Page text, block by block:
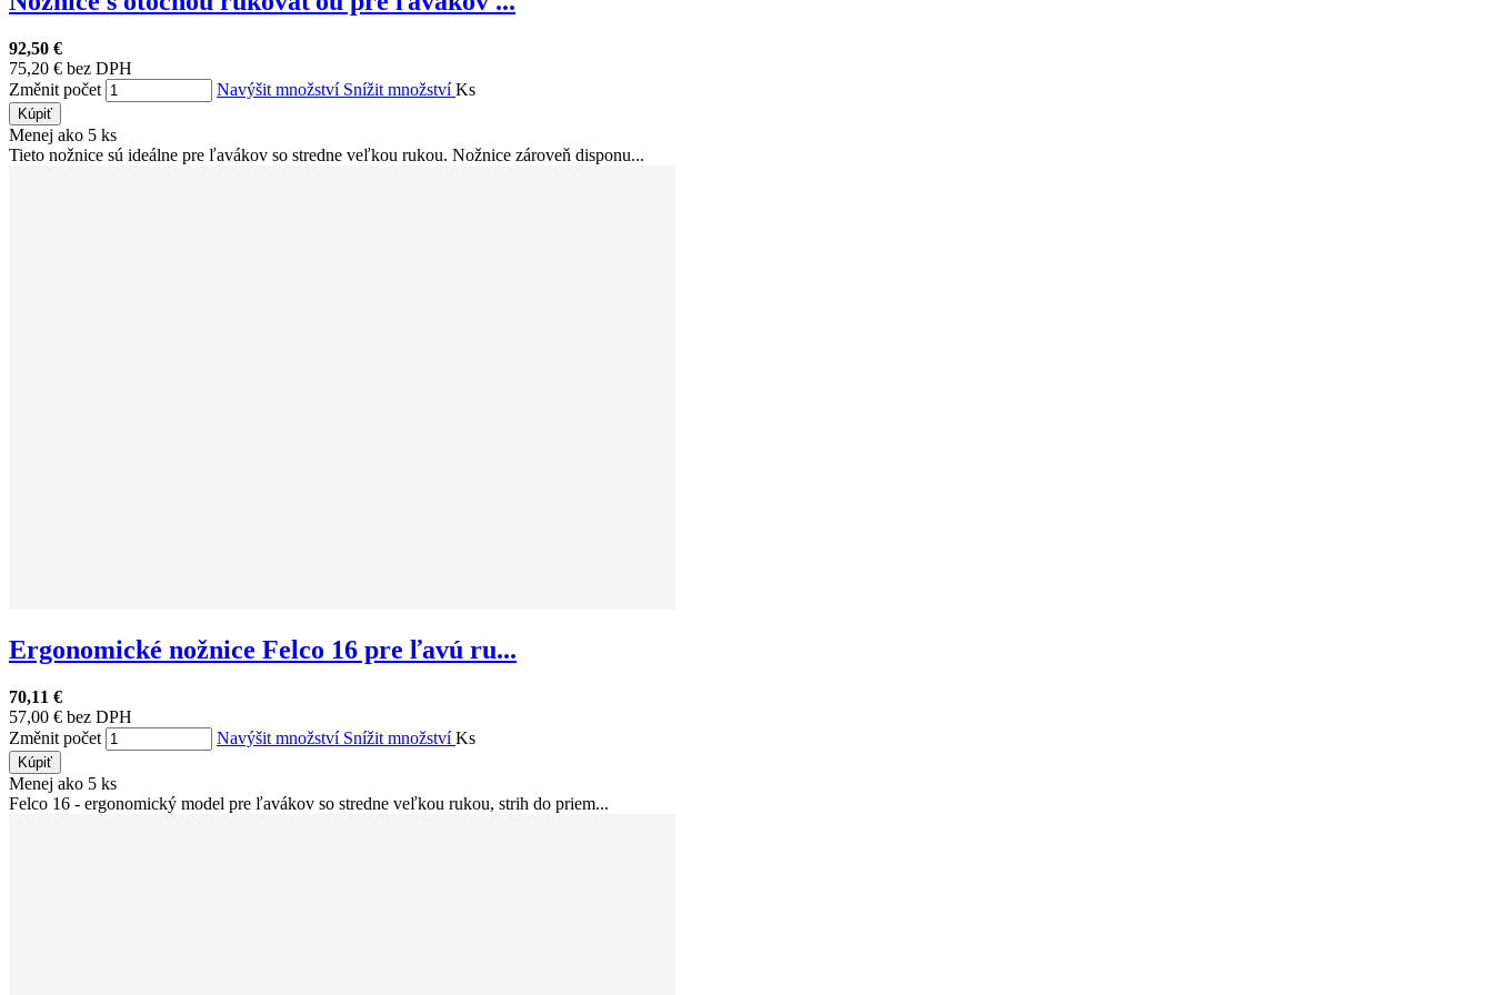
92,50 €
75,20 € bez DPH
Změnit počet
Navýšit množství Snížit množstvíKs
Kúpiť
Menej ako 5 ks
Tieto nožnice sú ideálne pre ľavákov so stredne veľkou rukou. Nožnice zároveň disponu...
Ergonomické nožnice Felco 16 pre ľavú ru...
70,11 €
57,00 € bez DPH
Změnit počet
Navýšit množství Snížit množstvíKs
Kúpiť
Menej ako 5 ks
Felco 16 - ergonomický model pre ľavákov so stredne veľkou rukou, strih do priem...